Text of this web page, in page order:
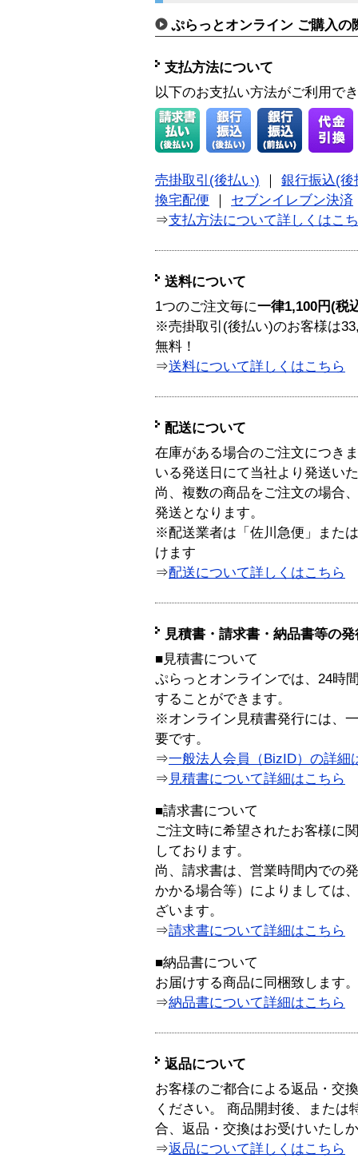
ぷらっとオンライン ご購入の
支払方法について
以下のお支払い方法がご利用で
売掛取引(後払い)
銀行振込(後
換宅配便
セブンイレブン決済
⇒支払方法について詳しくはこ
送料について
1つのご注文毎に一律1,100円(税
※売掛取引(後払い)のお客様は
無料！
⇒送料について詳しくはこちら
配送について
在庫がある場合のご注文につき
いる発送日にて当社より発送い
尚、複数の商品をご注文の場合
発送となります。
※配送業者は「佐川急便」また
けます
⇒配送について詳しくはこちら
見積書・請求書・納品書等の
■見積書について
ぷらっとオンラインでは、24時
することができます。
※オンライン見積書発行には、
要です。
⇒一般法人会員（BizID）の詳細
⇒ 見積書について詳細はこちら
■請求書について
ご注文時に希望されたお客様に
しております。
尚、請求書は、営業時間内での
かかる場合等）によりましては
ざいます。
⇒請求書について詳細はこちら
■納品書について
お届けする商品に同梱致します。
⇒納品書について詳細はこちら
返品について
お客様のご都合による返品・交
ください。 商品開封後、または
合、返品・交換はお受けいたし
⇒返品について詳しくはこちら